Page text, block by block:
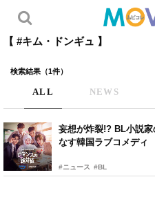
【 #キム・ドンギュ 】
検索結果（1件）
ALL NEWS
妄想が炸裂!? BL小説家の女子高生＆イケメン教師４人が織り
なす韓国ラブコメディ
#ニュース #BL